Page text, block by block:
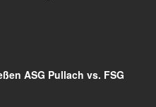
ASG Pullach vs. FSG